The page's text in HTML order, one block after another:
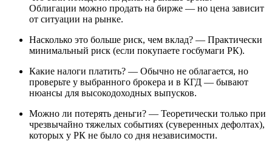
Облигации можно продать на бирже — но цена зависит
от ситуации на рынке.
Насколько это больше риск, чем вклад? — Практически
минимальный риск (если покупаете госбумаги РК).
Какие налоги платить? — Обычно не облагается, но
проверьте у выбранного брокера и в КГД — бывают
нюансы для высокодоходных выпусков.
Можно ли потерять деньги? — Теоретически только при
чрезвычайно тяжелых событиях (суверенных дефолтах),
которых у РК не было со дня независимости.